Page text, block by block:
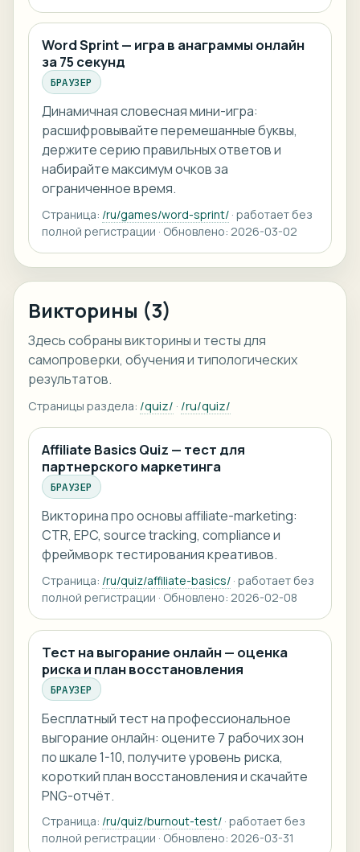
Word Sprint — игра в анаграммы онлайн
за 75 секунд
БРАУЗЕР
Динамичная словесная мини-игра:
расшифровывайте перемешанные буквы,
держите серию правильных ответов и
набирайте максимум очков за
ограниченное время.
Страница: /ru/games/word-sprint/· работает без
полной регистрации · Обновлено: 2026-03-02
Викторины (3)
Здесь собраны викторины и тесты для
самопроверки, обучения и типологических
результатов.
Страницы раздела: /quiz/ · /ru/quiz/
Affiliate Basics Quiz — тест для
партнерского маркетинга
БРАУЗЕР
Викторина про основы affiliate-marketing:
CTR, EPC, source tracking, compliance и
фреймворк тестирования креативов.
Страница: /ru/quiz/affiliate-basics/· работает без
полной регистрации · Обновлено: 2026-02-08
Тест на выгорание онлайн — оценка
риска и план восстановления
БРАУЗЕР
Бесплатный тест на профессиональное
выгорание онлайн: оцените 7 рабочих зон
по шкале 1-10, получите уровень риска,
короткий план восстановления и скачайте
PNG-отчёт.
Страница: /ru/quiz/burnout-test/· работает без
полной регистрации · Обновлено: 2026-03-31